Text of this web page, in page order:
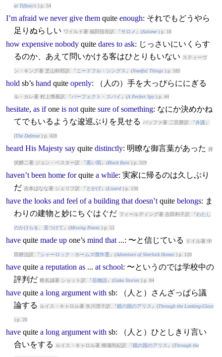
at Tiffany's) p. 54
I’m afraid we never give them quite enough: それでもどうやら
足りぬらしい ワイルド著 福田恆存訳 『サロメ 』(Salome) p. 18
how expensive nobody quite dares to ask: じっさいにいくらす
るのか、あえて問いかける客はひとりもいない スティーヴ
ン・キング著 芝山幹郎訳 『 ニードフル・シングス 』(Needful Things) p. 185
hold sb’s hand quite openly: （人の）手を大っぴらににぎる
ル・カレ著 村上博基訳 『パーフェクト・スパイ 』(A Perfect Spy) p. 44
hesitate, as ifone is not quite sure of something: なにか決めかね
てでもいるような逡巡ぶりを見せる バッファ著 二宮磬訳 『弁護 』
(The Defense) p. 428
heard His Majesty say quite distinctly: 明瞭な御言葉があった 井
伏鱒二著 ジョン・ベスター訳 『黒い雨 』(Black Rain) p. 319
haven’t been home for quite a while: 実家に帰るのは久しぶり
だ 吉本ばなな著 シェリフ訳 『 とかげ 』(Lizard) p. 130
have the looks and feel of a building that doesn’t quite belongs: ま
わりの建物と妙にちぐはぐだ フィールディング著 吉田利子訳 『わたし
のかけらを、見つけて 』(Missing Pieces) p. 52
have quite made upone’s mind that...: 〜と信じている ドイル著 中
田耕治訳 『 シャーロック・ホームズ傑作選 』(Adventure of Sherlock Homes) p. 120
have quite a reputation as... at school: 〜というのでは学校中の
評判だ 椎名誠著 ショット訳 『岳物語』(Gaku Stories) p. 84
have quite a long argument with sb: （人と）さんざっぱら議
論する
ルイス・キャロル著 矢川澄子訳 『鏡の国のアリス 』(Through the Looking-Glass
) p. 20
have quite a long argument with sb: （人と）ひとしきり言い
合いをする
ルイス・キャロル著 柳瀬尚紀訳 『鏡の国のアリス 』(Through the